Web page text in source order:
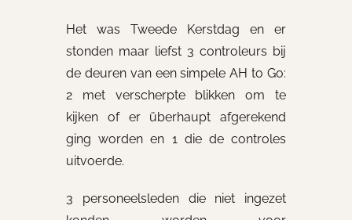
Het was Tweede Kerstdag en er
stonden maar liefst 3 controleurs bij
de deuren van een simpele AH to Go:
2 met verscherpte blikken om te
kijken of er überhaupt afgerekend
ging worden en 1 die de controles
uitvoerde.
3 personeelsleden die niet ingezet